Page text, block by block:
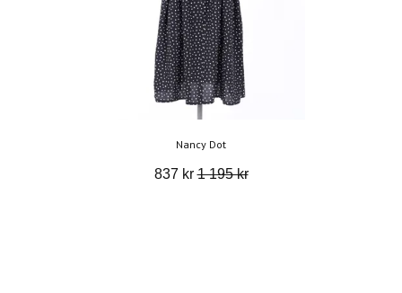
Nancy Dot
837 kr1 195 kr